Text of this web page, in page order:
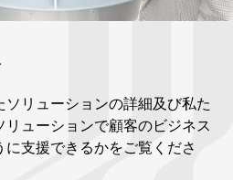
リューションの詳細及び私た
ューションで顧客のビジネス
支援できるかをご覧くださ